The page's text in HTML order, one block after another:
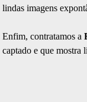
lindas imagens
Enfim, contratamos a
captado e que mostra